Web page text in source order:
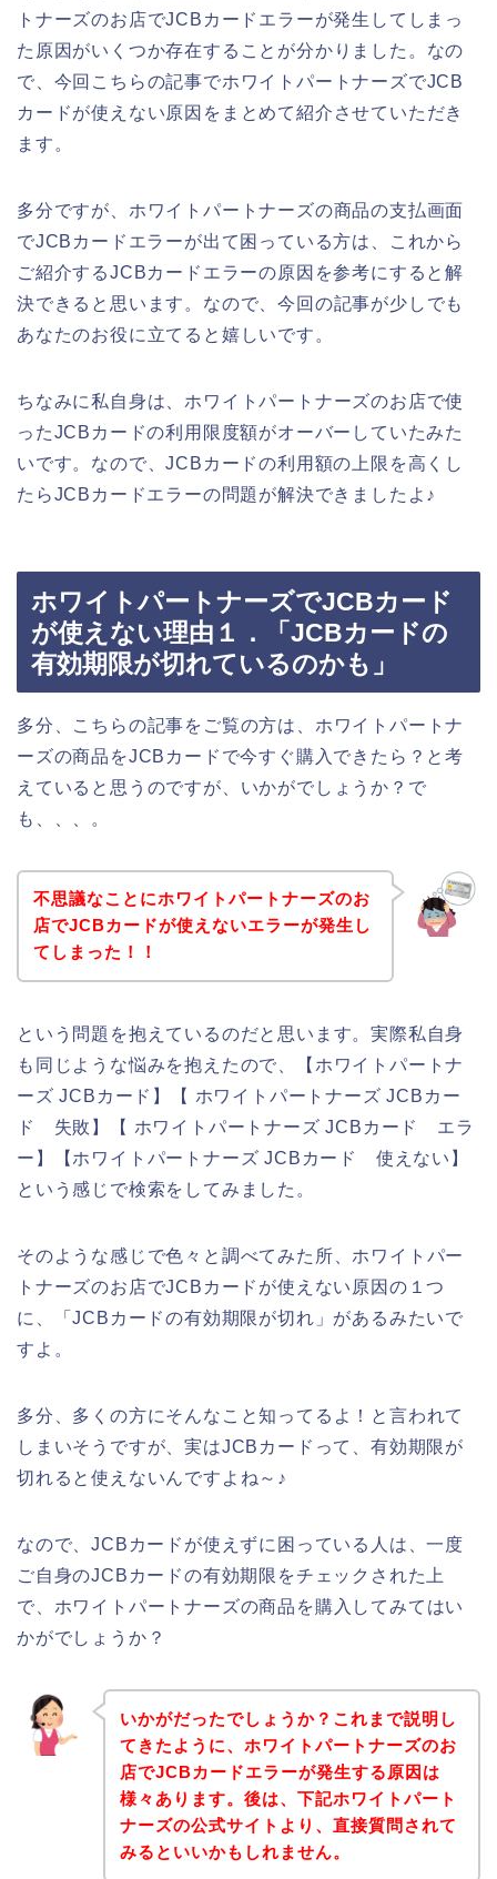
トナーズのお店でJCBカードエラーが発生してしまっ
た原因がいくつか存在することが分かりました。なの
で、今回こちらの記事でホワイトパートナーズでJCB
カードが使えない原因をまとめて紹介させていただき
ます。
多分ですが、ホワイトパートナーズの商品の支払画面
でJCBカードエラーが出て困っている方は、これから
ご紹介するJCBカードエラーの原因を参考にすると解
決できると思います。なので、今回の記事が少しでも
あなたのお役に立てると嬉しいです。
ちなみに私自身は、ホワイトパートナーズのお店で使
ったJCBカードの利用限度額がオーバーしていたみた
いです。なので、JCBカードの利用額の上限を高くし
たらJCBカードエラーの問題が解決できましたよ♪
ホワイトパートナーズでJCBカード
が使えない理由１．「JCBカードの
有効期限が切れているのかも」
多分、こちらの記事をご覧の方は、ホワイトパートナ
ーズの商品をJCBカードで今すぐ購入できたら？と考
えていると思うのですが、いかがでしょうか？で
も、、、。
不思議なことにホワイトパートナーズのお
店でJCBカードが使えないエラーが発生し
てしまった！！
という問題を抱えているのだと思います。実際私自身
も同じような悩みを抱えたので、【ホワイトパートナ
ーズ JCBカード】【 ホワイトパートナーズ JCBカー
ド 失敗】【 ホワイトパートナーズ JCBカード エラ
ー】【ホワイトパートナーズ JCBカード 使えない】
という感じで検索をしてみました。
そのような感じで色々と調べてみた所、ホワイトパー
トナーズのお店でJCBカードが使えない原因の１つ
に、「JCBカードの有効期限が切れ」があるみたいで
すよ。
多分、多くの方にそんなこと知ってるよ！と言われて
しまいそうですが、実はJCBカードって、有効期限が
切れると使えないんですよね～♪
なので、JCBカードが使えずに困っている人は、一度
ご自身のJCBカードの有効期限をチェックされた上
で、ホワイトパートナーズの商品を購入してみてはい
かがでしょうか？
いかがだったでしょうか？これまで説明し
てきたように、ホワイトパートナーズのお
店でJCBカードエラーが発生する原因は
様々あります。後は、下記ホワイトパート
ナーズの公式サイトより、直接質問されて
みるといいかもしれません。